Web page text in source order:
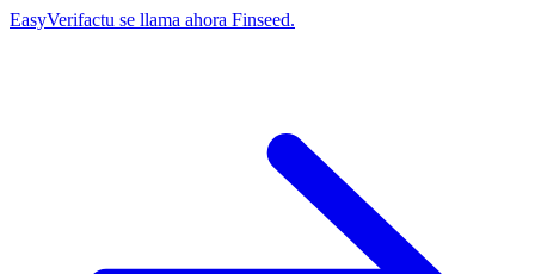
EasyVerifactu se llama ahora Finseed.